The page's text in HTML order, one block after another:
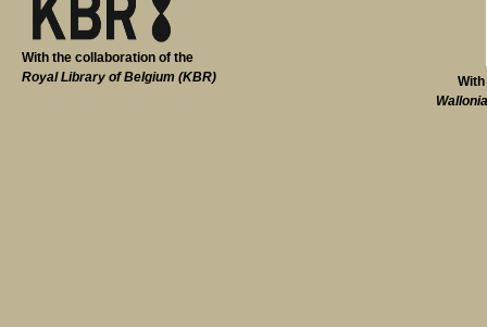
With the collaboration of the
Royal Library of Belgium (KBR)